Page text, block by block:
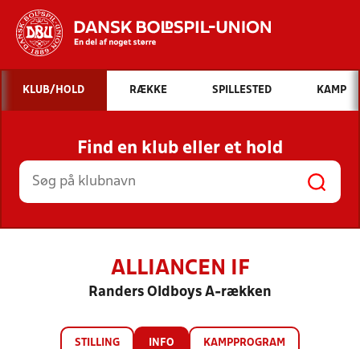
Hvad vil du søge efter?
INDHOLD OG NYHEDER
STILLINGER, RESULTATER, KLUBBER OG
HOLD
KLUB/HOLD RÆKKE SPILLESTED KAMP
Find en klub eller et hold
ALLIANCEN IF
Randers Oldboys A-rækken
STILLING INFO KAMPPROGRAM